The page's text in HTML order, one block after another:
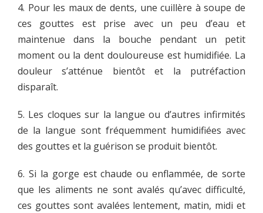
4. Pour les maux de dents, une cuillère à soupe de
ces gouttes est prise avec un peu d’eau et
maintenue dans la bouche pendant un petit
moment ou la dent douloureuse est humidifiée. La
douleur s’atténue bientôt et la putréfaction
disparaît.
5. Les cloques sur la langue ou d’autres infirmités
de la langue sont fréquemment humidifiées avec
des gouttes et la guérison se produit bientôt.
6. Si la gorge est chaude ou enflammée, de sorte
que les aliments ne sont avalés qu’avec difficulté,
ces gouttes sont avalées lentement, matin, midi et